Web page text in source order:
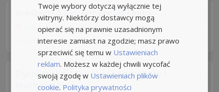
Kreślarz/ Asystent projektanta
Gdańsk Łostowice
2 dni temu ztrojmiasto.pl
Dyrektorka / Dyrektor Sprzedaży i
Marketingu
Twoje wybory dotyczą wyłącznie tej
witryny. Niektórzy dostawcy mogą
opierać się na prawnie uzasadnionym
interesie zamiast na zgodzie; masz prawo
sprzeciwić się temu w Ustawieniach
reklam. Możesz w każdej chwili wycofać
swoją zgodę w Ustawieniach plików
cookie. Polityka prywatności